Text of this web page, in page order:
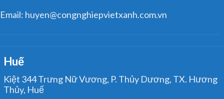
Email: huyen@congnghiepvietxanh.com.vn
Huế
Kiệt 344 Trưng Nữ Vương, P. Thủy Dương, TX. Hương
Thủy, Huế